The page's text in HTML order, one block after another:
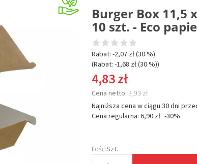
Burger Box 11,5
10 szt. - Eco
Rabat: -2,07 zł(30 %)
(Rabat: -1,68 zł(30 %))
4,83 zł
Cena netto: 3,93 zł
Najniższa cena w ciągu 30 dni
Cena regularna: 6,90 zł -30%
Ilość:Szt.